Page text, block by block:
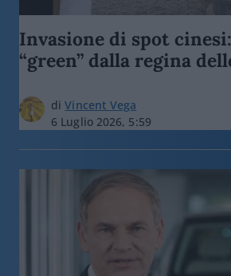
Invasione di spot
“green” dalla regina
diVincent Vega
6 Luglio 2026, 5:59